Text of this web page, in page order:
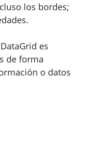
los bordes;
es
de forma
o datos